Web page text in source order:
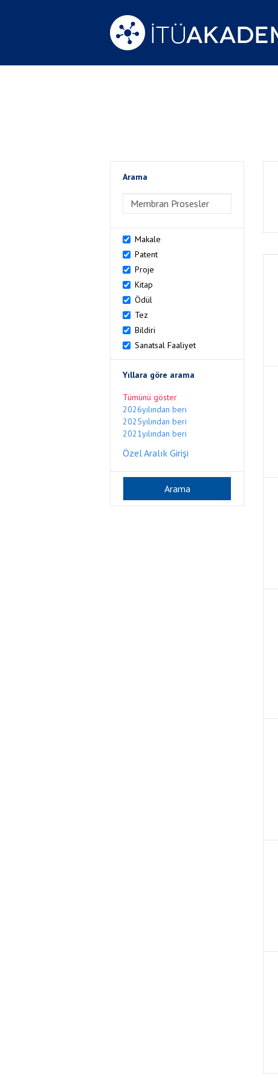
Arama
>Arama
Makale
Patent
Proje
Kitap
Ödül
Tez
Bildiri
Sanatsal Faaliyet
Yıllara göre arama
Tümünü göster
2026yılından beri
2025yılından beri
2021yılından beri
Özel Aralık Girişi